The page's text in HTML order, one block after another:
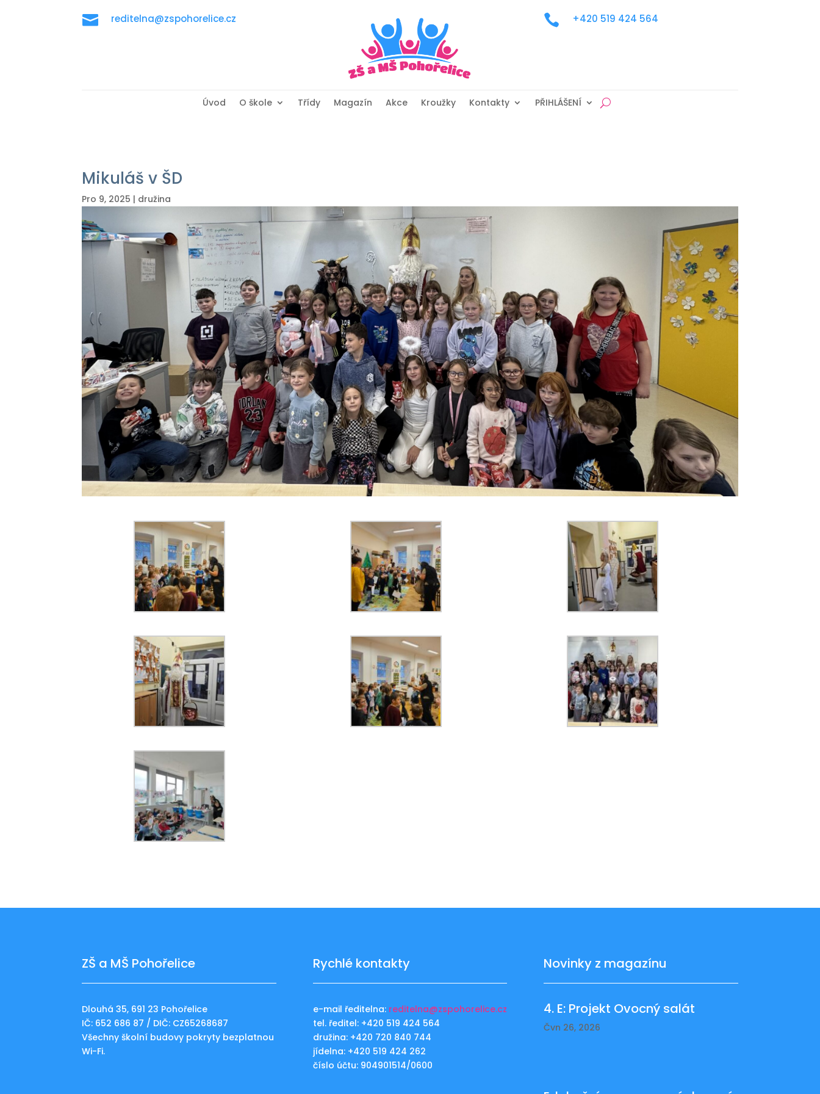
 reditelna@zspohorelice.cz  +420 519 424 564
Úvod O škole Třídy Magazín Akce Kroužky Kontakty PŘIHLÁŠENÍ
Mikuláš v ŠD
Pro 9, 2025 | družina
ZŠ a MŠ Pohořelice
Dlouhá 35, 691 23 Pohořelice
IČ: 652 686 87 / DIČ: CZ65268687
Všechny školní budovy pokryty bezplatnou
Wi-Fi.
Rychlé kontakty
e-mail ředitelna: reditelna@zspohorelice.cz
tel. ředitel: +420 519 424 564
družina: +420 720 840 744
jídelna: +420 519 424 262
číslo účtu: 904901514/0600
Novinky z magazínu
4. E: Projekt Ovocný salát
Čvn 26, 2026